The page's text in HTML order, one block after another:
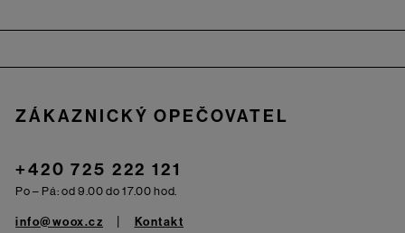
ZÁKAZNICKÝ OPEČOVATEL
+420 725 222 121
Po – Pá: od 9.00 do 17.00 hod.
info@woox.cz Kontakt